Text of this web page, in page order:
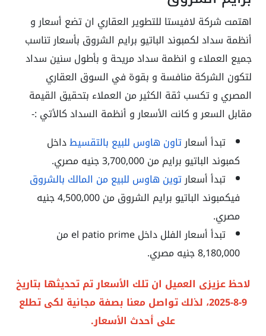
اهتمت شركة لافيستا للتطوير العقاري ان تضع أسعار و
أنظمة سداد لكمبوند الباتيو برايم الشروق بأسعار تناسب
جميع العملاء و انظمة سداد مريحة و بأطول سنين سداد
لتكون الشركة منافسة و بقوة في السوق العقاري
المصري و تكسب ثقة الكثير من العملاء بتحقيق القيمة
مقابل السعر و كانت الأسعار و أنظمة السداد كالأتي :-
تبدأ أسعارتاون هاوس للبيع بالتقسيطداخل
كمبوند الباتيو برايم من 3,700,000 جنيه مصري.
تبدأ أسعارتوين هاوس للبيع من المالك بالشروق
فيكمبوند الباتيو برايم الشروق من 4,500,000 جنيه
مصري.
تبدأ أسعار الفلل داخل el patio prime من
8,180,000 جنيه مصري.
لاحظ عزيزى العميل ان تلك الأسعار تم تحديثها بتاريخ
9-8-2025، لذلك تواصل معنا بصفة مجانية لكى تطلع
على أحدث الأسعار.